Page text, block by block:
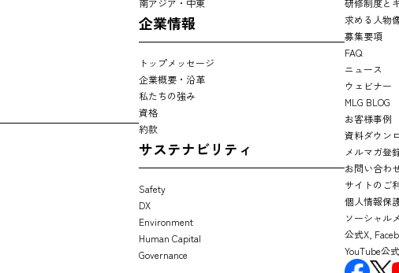
南アジア・中東
企業情報
トップメッセージ
企業概要・沿革
私たちの強み
資格
約款
サステナビリティ
Safety
DX
Environment
Human Capital
Governance
研修制度と
求める人物
募集要項
FAQ
ニュース
ウェビナー
MLG BLOG
お客様事例
資料ダウン
メルマガ登
お問い合わ
サイトのご
個人情報保
ソーシャル
公式X,
YouTube公